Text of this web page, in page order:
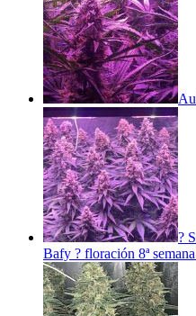
?
Bafy ? floración 8ª